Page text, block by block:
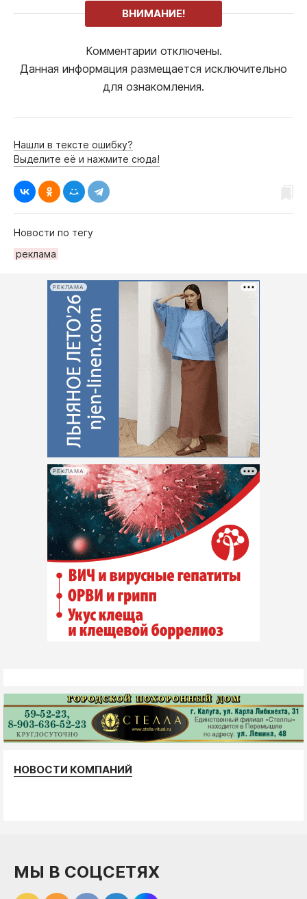
ВНИМАНИЕ!
Комментарии отключены.
Данная информация размещается исключительно
для ознакомления.
Нашли в тексте ошибку?
Выделите её и нажмите сюда!
Новости по тегу
рeклама
РЕКЛАМА
РЕКЛАМА
НОВОСТИ КОМПАНИЙ
МЫ В СОЦСЕТЯХ